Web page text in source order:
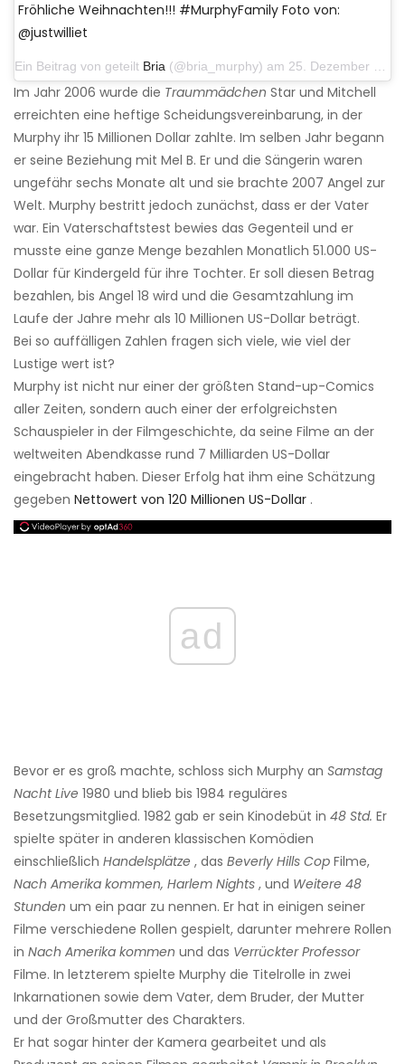
Fröhliche Weihnachten!!! #MurphyFamily Foto von:
@justwilliet
Ein Beitrag von geteilt Bria (@bria_murphy) am 25. Dezember 2016 um 21:53 Uhr PST
Im Jahr 2006 wurde die Traummädchen Star und Mitchell
erreichten eine heftige Scheidungsvereinbarung, in der
Murphy ihr 15 Millionen Dollar zahlte. Im selben Jahr begann
er seine Beziehung mit Mel B. Er und die Sängerin waren
ungefähr sechs Monate alt und sie brachte 2007 Angel zur
Welt. Murphy bestritt jedoch zunächst, dass er der Vater
war. Ein Vaterschaftstest bewies das Gegenteil und er
musste eine ganze Menge bezahlen Monatlich 51.000 US-
Dollar für Kindergeld für ihre Tochter. Er soll diesen Betrag
bezahlen, bis Angel 18 wird und die Gesamtzahlung im
Laufe der Jahre mehr als 10 Millionen US-Dollar beträgt.
Bei so auffälligen Zahlen fragen sich viele, wie viel der
Lustige wert ist?
Murphy ist nicht nur einer der größten Stand-up-Comics
aller Zeiten, sondern auch einer der erfolgreichsten
Schauspieler in der Filmgeschichte, da seine Filme an der
weltweiten Abendkasse rund 7 Milliarden US-Dollar
eingebracht haben. Dieser Erfolg hat ihm eine Schätzung
gegeben Nettowert von 120 Millionen US-Dollar .
ad
Bevor er es groß machte, schloss sich Murphy an Samstag
Nacht Live 1980 und blieb bis 1984 reguläres
Besetzungsmitglied. 1982 gab er sein Kinodebüt in 48 Std. Er
spielte später in anderen klassischen Komödien
einschließlich Handelsplätze , das Beverly Hills Cop Filme,
Nach Amerika kommen, Harlem Nights , und Weitere 48
Stunden um ein paar zu nennen. Er hat in einigen seiner
Filme verschiedene Rollen gespielt, darunter mehrere Rollen
in Nach Amerika kommen und das Verrückter Professor
Filme. In letzterem spielte Murphy die Titelrolle in zwei
Inkarnationen sowie dem Vater, dem Bruder, der Mutter
und der Großmutter des Charakters.
Er hat sogar hinter der Kamera gearbeitet und als